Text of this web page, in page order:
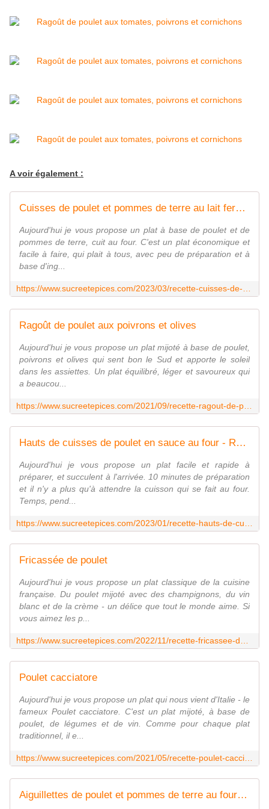
A voir également :
Cuisses de poulet et pommes de terre au lait fermenté - Recette en vidéo
Aujourd'hui je vous propose un plat à base de poulet et de
pommes de terre, cuit au four. C'est un plat économique et
facile à faire, qui plait à tous, avec peu de préparation et à
base d'ing...
Ragoût de poulet aux poivrons et olives
Aujourd'hui je vous propose un plat mijoté à base de poulet,
poivrons et olives qui sent bon le Sud et apporte le soleil
dans les assiettes. Un plat équilibré, léger et savoureux qui
a beaucou...
Hauts de cuisses de poulet en sauce au four - Recette en vidéo
Aujourd'hui je vous propose un plat facile et rapide à
préparer, et succulent à l'arrivée. 10 minutes de préparation
et il n'y a plus qu'à attendre la cuisson qui se fait au four.
Temps, pend...
Fricassée de poulet
Aujourd'hui je vous propose un plat classique de la cuisine
française. Du poulet mijoté avec des champignons, du vin
blanc et de la crème - un délice que tout le monde aime. Si
vous aimez les p...
Poulet cacciatore
Aujourd'hui je vous propose un plat qui nous vient d'Italie - le
fameux Poulet cacciatore. C'est un plat mijoté, à base de
poulet, de légumes et de vin. Comme pour chaque plat
traditionnel, il e...
Aiguillettes de poulet et pommes de terre au four aux lardons, tomates et herbes aromatiques